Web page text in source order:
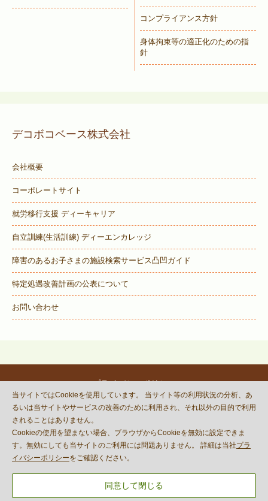
コンプライアンス方針
身体拘束等の適正化のための指
針
デコボコベース株式会社
会社概要
コーポレートサイト
就労移行支援 ディーキャリア
自立訓練(生活訓練) ディーエンカレッジ
障害のあるお子さまの施設検索サービス凸凹ガイド
特定処遇改善計画の公表について
お問い合わせ
プライバシーポリシー
© DECOBOCO BASE Co.,Ltd.
and Terms of Serviceapply.
当サイトではCookieを使用しています。 当サイト等の利用状況の分析、あ
るいは当サイトやサービスの改善のために利用され、それ以外の目的で利用
されることはありません。
Cookieの使用を望まない場合、ブラウザからCookieを無効に設定できま
す。無効にしても当サイトのご利用には問題ありません。 詳細は当社プラ
イバシーポリシーをご確認ください。
同意して閉じる